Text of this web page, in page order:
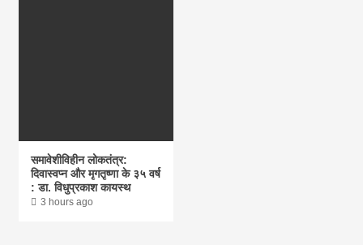
समावेशीविहीन लोकतंत्र:
दिवास्वप्न और मृगतृष्णा के ३५ वर्ष
: डा. विधुप्रकाश कायस्थ
3 hours ago